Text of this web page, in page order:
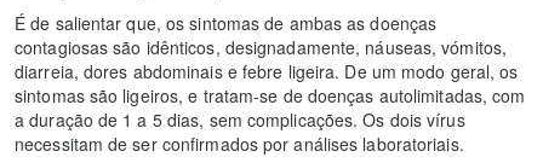
É de salientar que, os sintomas de ambas as doenças
contagiosas são idênticos, designadamente, náuseas, vómitos,
diarreia, dores abdominais e febre ligeira. De um modo geral, os
sintomas são ligeiros, e tratam-se de doenças autolimitadas, com
a duração de 1 a 5 dias, sem complicações. Os dois vírus
necessitam de ser confirmados por análises laboratoriais.